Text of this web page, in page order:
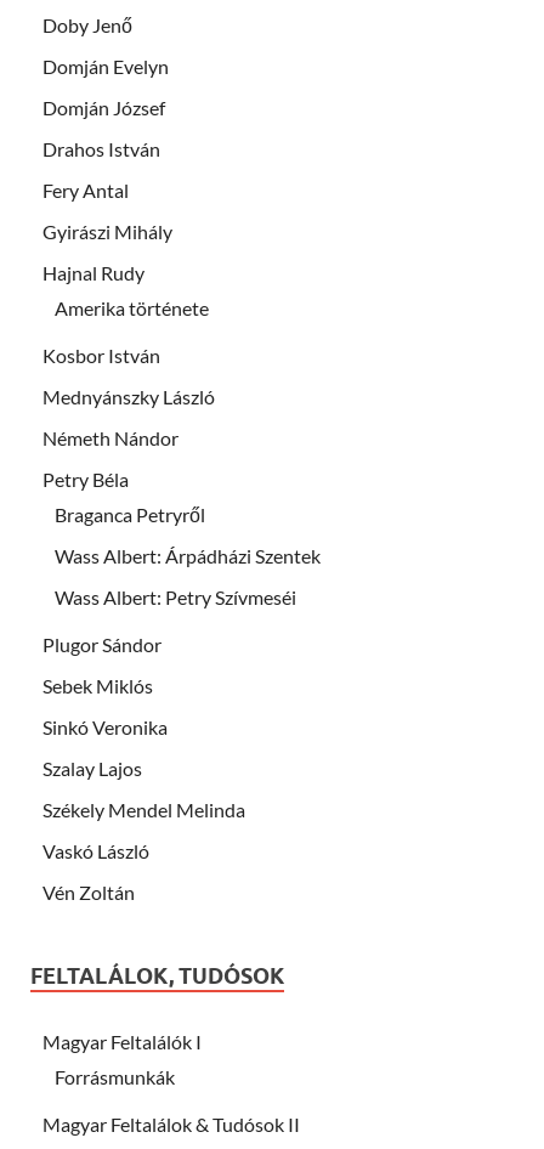
Doby Jenő
Domján Evelyn
Domján József
Drahos István
Fery Antal
Gyirászi Mihály
Hajnal Rudy
Amerika története
Kosbor István
Mednyánszky László
Németh Nándor
Petry Béla
Braganca Petryről
Wass Albert: Árpádházi Szentek
Wass Albert: Petry Szívmeséi
Plugor Sándor
Sebek Miklós
Sinkó Veronika
Szalay Lajos
Székely Mendel Melinda
Vaskó László
Vén Zoltán
FELTALÁLOK, TUDÓSOK
Magyar Feltalálók I
Forrásmunkák
Magyar Feltalálok & Tudósok II